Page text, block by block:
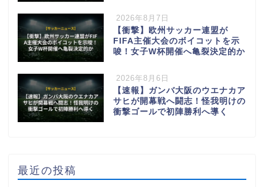
2026年8月7日
【衝撃】欧州サッカー連盟が
FIFA主催大会のボイコットを示
唆！女子W杯開催へ亀裂決定的か
2026年8月6日
【速報】ガンバ大阪のウエナカア
サヒが開幕戦へ闘志！怪我明けの
衝撃ゴールで初陣勝利へ導く
最近の投稿